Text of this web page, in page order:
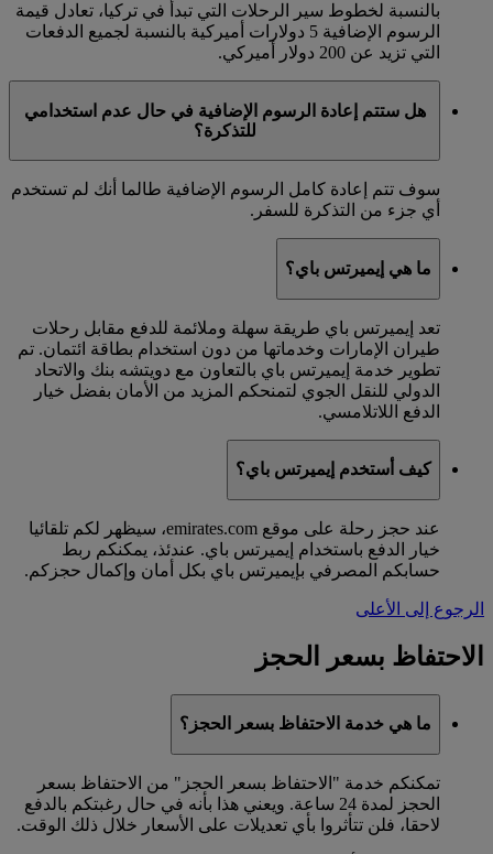
بالنسبة لخطوط سير الرحلات التي تبدأ في تركيا، تعادل قيمة
الرسوم الإضافية 5 دولارات أميركية بالنسبة لجميع الدفعات
التي تزيد عن 200 دولار أميركي.
هل ستتم إعادة الرسوم الإضافية في حال عدم استخدامي
للتذكرة؟
سوف تتم إعادة كامل الرسوم الإضافية طالما أنك لم تستخدم
أي جزء من التذكرة للسفر.
ما هي إيميرتس باي؟
تعد إيميرتس باي طريقة سهلة وملائمة للدفع مقابل رحلات
طيران الإمارات وخدماتها من دون استخدام بطاقة ائتمان. تم
تطوير خدمة إيميرتس باي بالتعاون مع دويتشه بنك والاتحاد
الدولي للنقل الجوي لتمنحكم المزيد من الأمان بفضل خيار
الدفع اللاتلامسي.
كيف أستخدم إيميرتس باي؟
عند حجز رحلة على موقع emirates.com، سيظهر لكم تلقائيا
خيار الدفع باستخدام إيميرتس باي. عندئذ، يمكنكم ربط
حسابكم المصرفي بإيميرتس باي بكل أمان وإكمال حجزكم.
الرجوع إلى الأعلى
الاحتفاظ بسعر الحجز
ما هي خدمة الاحتفاظ بسعر الحجز؟
تمكنكم خدمة "الاحتفاظ بسعر الحجز" من الاحتفاظ بسعر
الحجز لمدة 24 ساعة. ويعني هذا بأنه في حال رغبتكم بالدفع
لاحقا، فلن تتأثروا بأي تعديلات على الأسعار خلال ذلك الوقت.